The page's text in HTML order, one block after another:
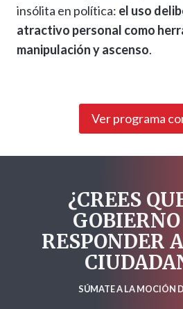
insólita en política: el uso
atractivo personal como
manipulación y ascenso.
Ver programa
¿CREES
RESPONDER
SÚMATE A LA MOCIÓN